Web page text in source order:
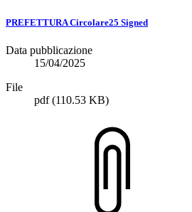
PREFETTURA Circolare25 Signed
Data pubblicazione
15/04/2025
File
pdf(110.53 KB)